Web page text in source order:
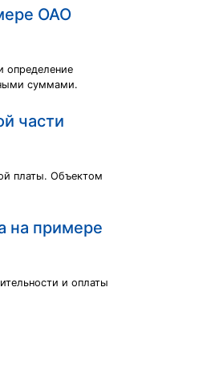
ОАО
определение
суммами.
части
платы. Объектом
на примере
и оплаты